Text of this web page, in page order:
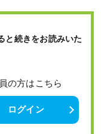
と続きをお読みいた
の方はこちら
ログイン